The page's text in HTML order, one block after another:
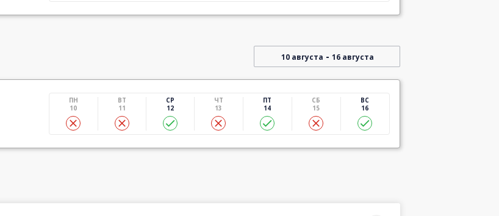
10 августа - 16 августа
ПН
10
ВТ
11
СР
12
ЧТ
13
ПТ
14
СБ
15
ВС
16